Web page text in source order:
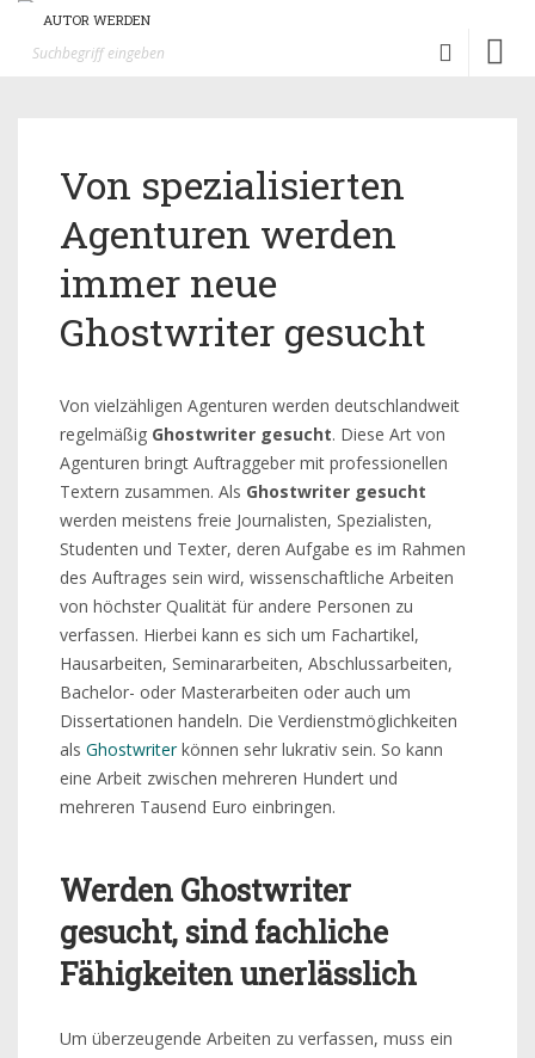
AUTOR WERDEN
Von spezialisierten
Agenturen werden
immer neue
Ghostwriter gesucht
Von vielzähligen Agenturen werden deutschlandweit
regelmäßig Ghostwriter gesucht. Diese Art von
Agenturen bringt Auftraggeber mit professionellen
Textern zusammen. Als Ghostwriter gesucht
werden meistens freie Journalisten, Spezialisten,
Studenten und Texter, deren Aufgabe es im Rahmen
des Auftrages sein wird, wissenschaftliche Arbeiten
von höchster Qualität für andere Personen zu
verfassen. Hierbei kann es sich um Fachartikel,
Hausarbeiten, Seminararbeiten, Abschlussarbeiten,
Bachelor- oder Masterarbeiten oder auch um
Dissertationen handeln. Die Verdienstmöglichkeiten
als Ghostwriterkönnen sehr lukrativ sein. So kann
eine Arbeit zwischen mehreren Hundert und
mehreren Tausend Euro einbringen.
Werden Ghostwriter
gesucht, sind fachliche
Fähigkeiten unerlässlich
Um überzeugende Arbeiten zu verfassen, muss ein